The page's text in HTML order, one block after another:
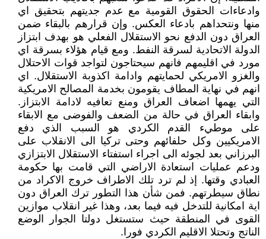
وادعاءات الحقوق القومية مع عدم جديتهم بتحقيق اي
منها ونتحداهم بادعاء العكس. وإن قرارهم بالبقاء ضمن
العراق دون الدفع نحو الاستقلال الفعلي هو بهدف ابتزاز
الدولة الاتحادية لسرقة النفط. ومع قيام هؤلاء بسرقة اي
مورد في اقليمهم فانهم سيحتاجون لتواجد قوات الاحتلال
والغزو الامريكي لحمايتهم وادامة اكذوبة الاستقلال. اي
انهم في نهاية المطاف يقومون بخدمة المصالح الامريكية
التي يهمها اضعاف العراق ومنع تعافيه لادامة الابتزاز.
وابقاء العراق في حالة من الضعف والفوضى مع الابقاء
على موطيء القدم الكردي هو السبب الذي دفع
الامريكيين وكل حلفائهم وحتى تركيا الى الانقلاب على
البرزاني بعد لجوئه الى اجراء استفتاء الاستقلال الابتزازي
ودعم عمليات استعادة الاراضي التي قامت بها حكومة
العبادي وقتها. إذ لم ترد تلك الاطراف خروج الاكراد من
نطاق سيطرتهم. فمن شأن هذا التطور ترك العراق دون
اية امكانية للتدخل فيه فيما بعد، وهذا غير انقلاب موازين
القوى في المنطقة حيث ستستغل دولتا الجوار الوضع
الناتج وتحتلا الاقليم الكردي فورا.